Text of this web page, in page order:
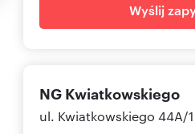
Wyślij
NG Kwiatkowskiego
ul. Kwiatkowskiego 44A/